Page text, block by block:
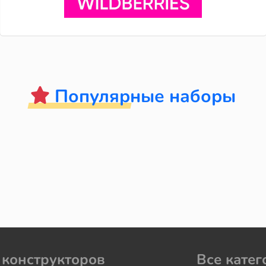
Популярные наборы
Все